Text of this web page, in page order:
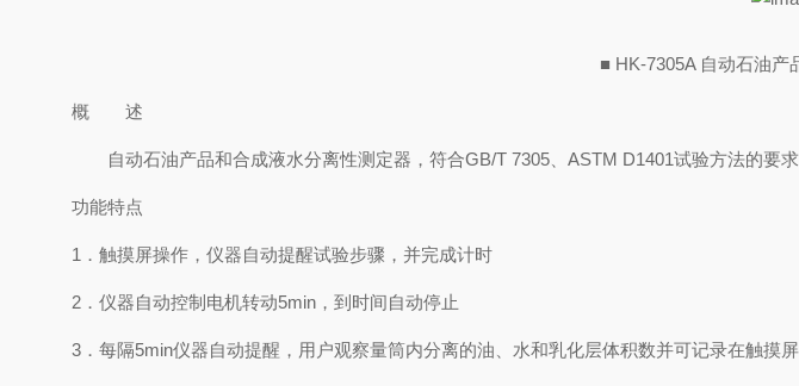
■ HK-7305A 自动石油产
概 述
自动石油产品和合成液水分离性测定器，符合GB/T 7305、ASTM D1401试验方法的要
功能特点
1．触摸屏操作，仪器自动提醒试验步骤，并完成计时
2．仪器自动控制电机转动5min，到时间自动停止
3．每隔5min仪器自动提醒，用户观察量筒内分离的油、水和乳化层体积数并可记录在触摸